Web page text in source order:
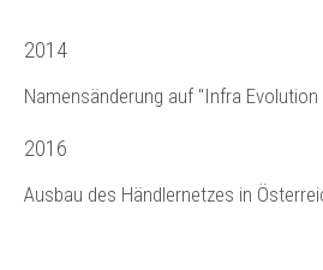
2014
Namensänderung auf "Infra Evolution
2016
Ausbau des Händlernetzes in